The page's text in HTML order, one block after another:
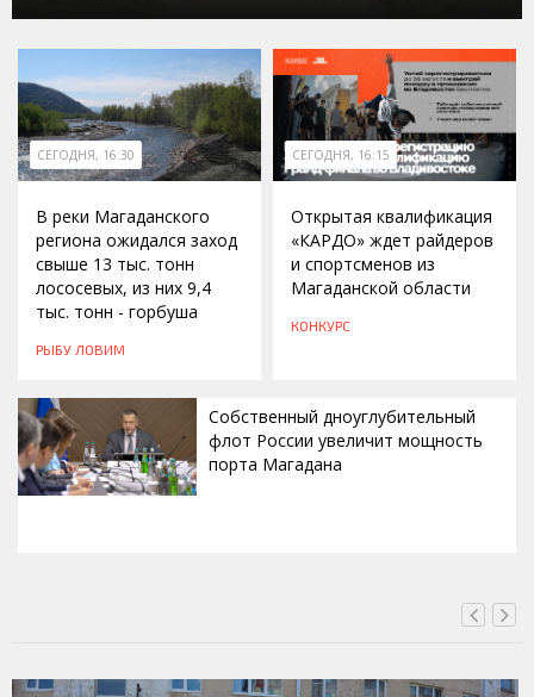
СЕГОДНЯ, 16:30
В реки Магаданского
региона ожидался заход
свыше 13 тыс. тонн
лососевых, из них 9,4
тыс. тонн - горбуша
РЫБУ ЛОВИМ
СЕГОДНЯ, 16:15
Открытая квалификация
«КАРДО» ждет райдеров
и спортсменов из
Магаданской области
КОНКУРС
Собственный дноуглубительный
флот России увеличит мощность
порта Магадана